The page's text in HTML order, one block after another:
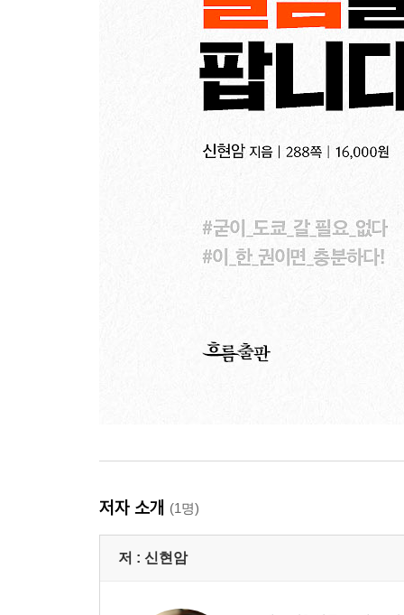
저자 소개 (1명)
저 : 신현암